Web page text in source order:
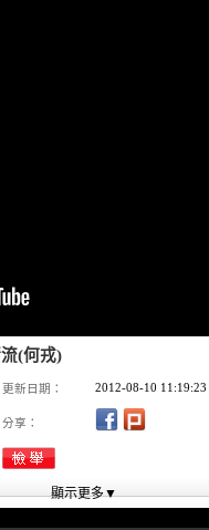
(何戎)
更新日期： 2012-08-10 11:19:23
分享：